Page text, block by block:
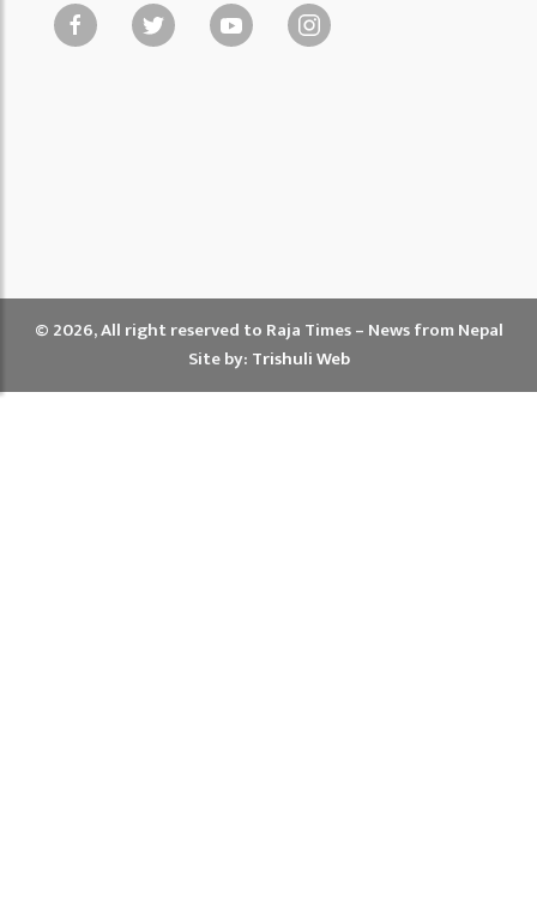
© 2026, All right reserved to Raja Times – News from Nepal
Site by: Trishuli Web